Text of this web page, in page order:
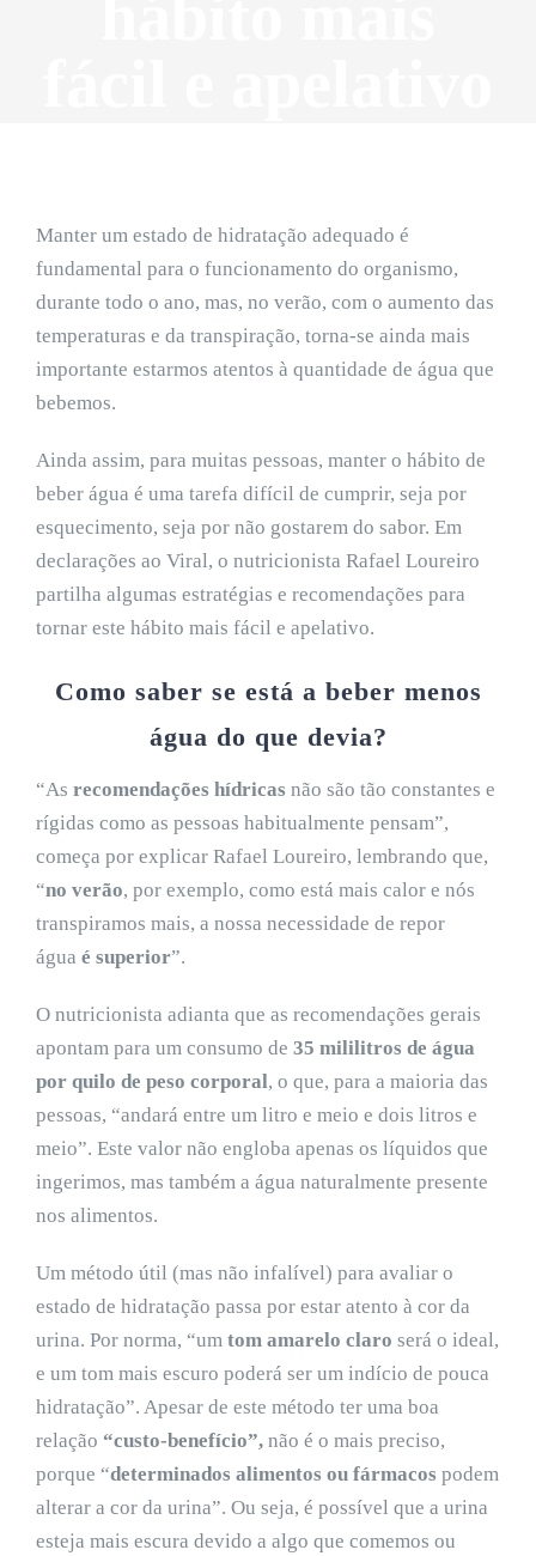
Manter um estado de hidratação adequado é
fundamental para o funcionamento do organismo,
durante todo o ano, mas, no verão, com o aumento das
temperaturas e da transpiração, torna-se ainda mais
importante estarmos atentos à quantidade de água que
bebemos.
Ainda assim, para muitas pessoas, manter o hábito de
beber água é uma tarefa difícil de cumprir, seja por
esquecimento, seja por não gostarem do sabor. Em
declarações ao Viral, o nutricionista Rafael Loureiro
partilha algumas estratégias e recomendações para
tornar este hábito mais fácil e apelativo.
Como saber se está a beber menos
água do que devia?
“As recomendações hídricas não são tão constantes e
rígidas como as pessoas habitualmente pensam”,
começa por explicar Rafael Loureiro, lembrando que,
“no verão, por exemplo, como está mais calor e nós
transpiramos mais, a nossa necessidade de repor
água é superior”.
O nutricionista adianta que as recomendações gerais
apontam para um consumo de 35 mililitros de água
por quilo de peso corporal, o que, para a maioria das
pessoas, “andará entre um litro e meio e dois litros e
meio”. Este valor não engloba apenas os líquidos que
ingerimos, mas também a água naturalmente presente
nos alimentos.
Um método útil (mas não infalível) para avaliar o
estado de hidratação passa por estar atento à cor da
urina. Por norma, “um tom amarelo claro será o ideal,
e um tom mais escuro poderá ser um indício de pouca
hidratação”. Apesar de este método ter uma boa
relação “custo-benefício”, não é o mais preciso,
porque “determinados alimentos ou fármacos podem
alterar a cor da urina”. Ou seja, é possível que a urina
esteja mais escura devido a algo que comemos ou